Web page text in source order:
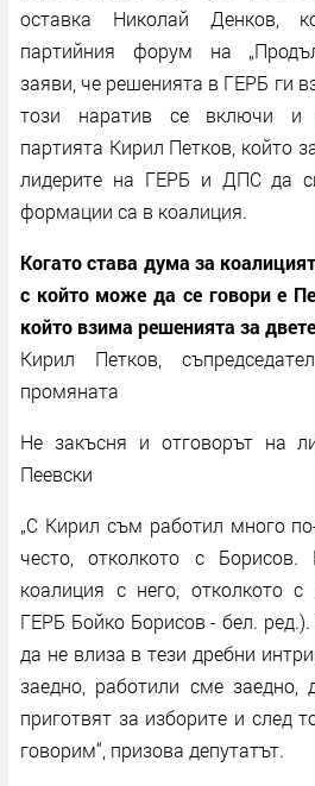
оставка Николай Денков,
партийния форум на
заяви, че решенията в ГЕРБ ги
този наратив се включи и
партията Кирил Петков, който
лидерите на ГЕРБ и ДПС да
формации са в коалиция.
Когато става дума за
с който може да се говори е
който взима решенията за
Кирил Петков,
промяната
Не закъсня и отговорът на
Пеевски
„С Кирил съм работил много
често, отколкото с
коалиция с него, отколкото
ГЕРБ Бойко Борисов - бел.
да не влиза в тези дребни
заедно, работили сме заедно,
приготвят за изборите и след
говорим“, призова депутатът.